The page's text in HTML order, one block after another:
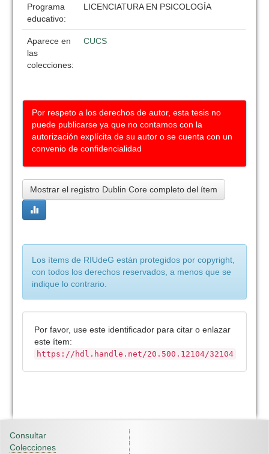
Programa
educativo:
LICENCIATURA EN PSICOLOGÍA
Aparece en
las
colecciones:
CUCS
Por respeto a los derechos de autor, esta tesis no
puede publicarse ya que no contamos con la
autorización explícita de su autor o se cuenta con un
convenio de confidencialidad
Mostrar el registro Dublin Core completo del ítem
Los ítems de RIUdeG están protegidos por copyright,
con todos los derechos reservados, a menos que se
indique lo contrario.
Por favor, use este identificador para citar o enlazar
este ítem:
https://hdl.handle.net/20.500.12104/32104
Consultar
Colecciones